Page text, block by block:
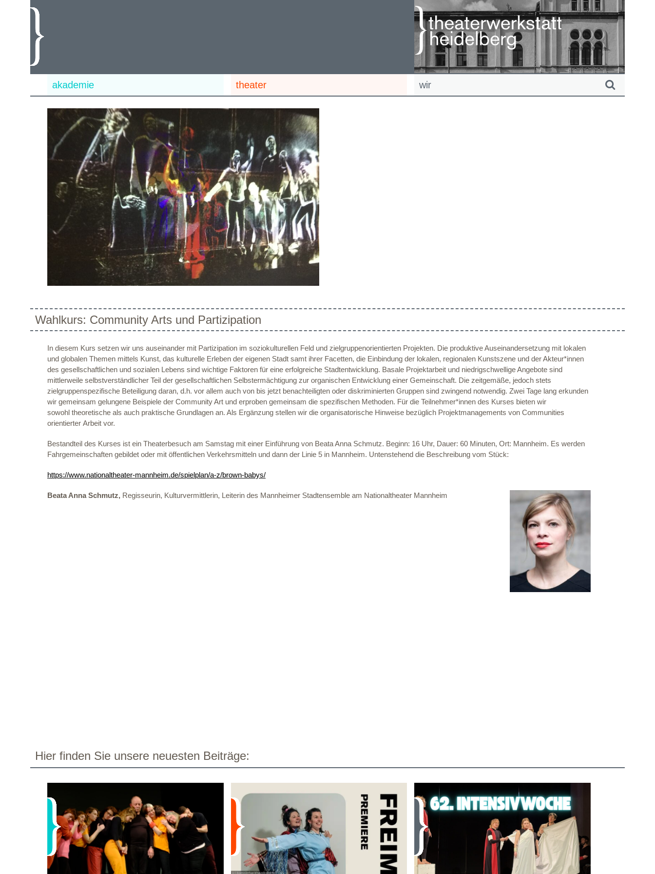
akademie theater wir
Wahlkurs: Community Arts und Partizipation
In diesem Kurs setzen wir uns auseinander mit Partizipation im soziokulturellen Feld und zielgruppenorientierten Projekten. Die produktive Auseinandersetzung mit lokalen
und globalen Themen mittels Kunst, das kulturelle Erleben der eigenen Stadt samt ihrer Facetten, die Einbindung der lokalen, regionalen Kunstszene und der Akteur*innen
des gesellschaftlichen und sozialen Lebens sind wichtige Faktoren für eine erfolgreiche Stadtentwicklung. Basale Projektarbeit und niedrigschwellige Angebote sind
mittlerweile selbstverständlicher Teil der gesellschaftlichen Selbstermächtigung zur organischen Entwicklung einer Gemeinschaft. Die zeitgemäße, jedoch stets
zielgruppenspezifische Beteiligung daran, d.h. vor allem auch von bis jetzt benachteiligten oder diskriminierten Gruppen sind zwingend notwendig. Zwei Tage lang erkunden
wir gemeinsam gelungene Beispiele der Community Art und erproben gemeinsam die spezifischen Methoden. Für die Teilnehmer*innen des Kurses bieten wir
sowohl theoretische als auch praktische Grundlagen an. Als Ergänzung stellen wir die organisatorische Hinweise bezüglich Projektmanagements von Communities
orientierter Arbeit vor.
Bestandteil des Kurses ist ein Theaterbesuch am Samstag mit einer Einführung von Beata Anna Schmutz. Beginn: 16 Uhr, Dauer: 60 Minuten, Ort: Mannheim. Es werden
Fahrgemeinschaften gebildet oder mit öffentlichen Verkehrsmitteln und dann der Linie 5 in Mannheim. Untenstehend die Beschreibung vom Stück:
https://www.nationaltheater-mannheim.de/spielplan/a-z/brown-babys/
Beata Anna Schmutz, Regisseurin, Kulturvermittlerin, Leiterin des Mannheimer Stadtensemble am Nationaltheater Mannheim
Hier finden Sie unsere neuesten Beiträge: